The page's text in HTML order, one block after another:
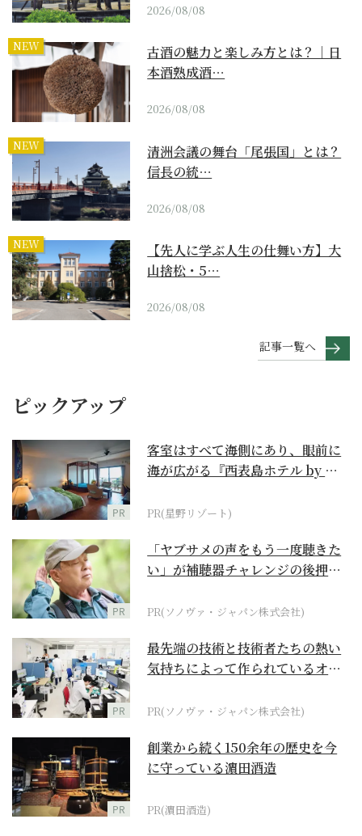
2026/08/08
NEW
古酒の魅力と楽しみ方とは？｜日
本酒熟成酒…
2026/08/08
NEW
清洲会議の舞台「尾張国」とは？
信長の統…
2026/08/08
NEW
【先人に学ぶ人生の仕舞い方】大
山捨松・5…
2026/08/08
記事一覧へ
ピックアップ
PR
客室はすべて海側にあり、眼前に
海が広がる『西表島ホテル by 星
PR(星野リゾート)
PR
「ヤブサメの声をもう一度聴きた
い」が補聴器チャレンジの後押し
PR(ソノヴァ・ジャパン株式会社)
PR
最先端の技術と技術者たちの熱い
気持ちによって作られているオー
PR(ソノヴァ・ジャパン株式会社)
PR
創業から続く150余年の歴史を今
に守っている濵田酒造
PR(濵田酒造)